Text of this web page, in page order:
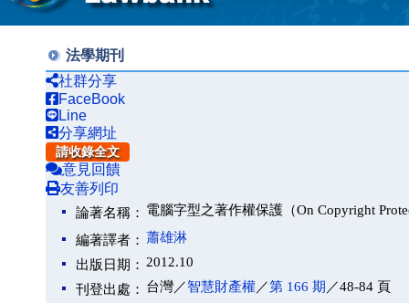
法學期刊
社群分享
FaceBook
Line
分享網址
請收錄全文
意見回饋
友善列印
論著名稱： 電腦字型之著作權保護（On Copyright
編著譯者： 蕭雄淋
出版日期： 2012.10
刊登出處： 台灣／智慧財產權／第 166 期 ／48-84 頁